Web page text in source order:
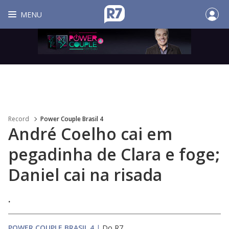
MENU
Record Power Couple Brasil 4
André Coelho cai em
pegadinha de Clara e foge;
Daniel cai na risada
.